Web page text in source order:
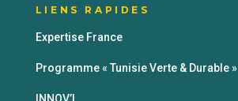
LIENS RAPIDES
Expertise France
Programme « Tunisie Verte & Durable »